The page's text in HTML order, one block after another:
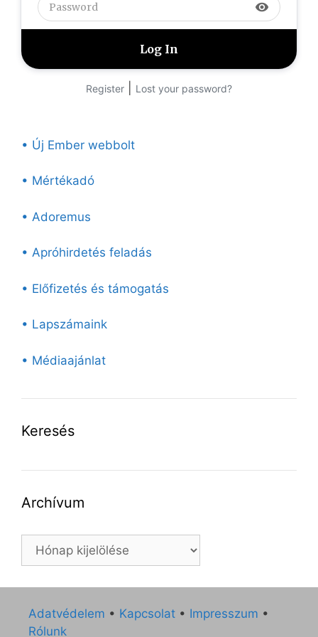
visibility
Register Lost your password?
• Új Ember webbolt
• Mértékadó
• Adoremus
• Apróhirdetés feladás
• Előfizetés és támogatás
• Lapszámaink
• Médiaajánlat
Keresés
Archívum
Archívum
Adatvédelem • Kapcsolat • Impresszum •
Rólunk